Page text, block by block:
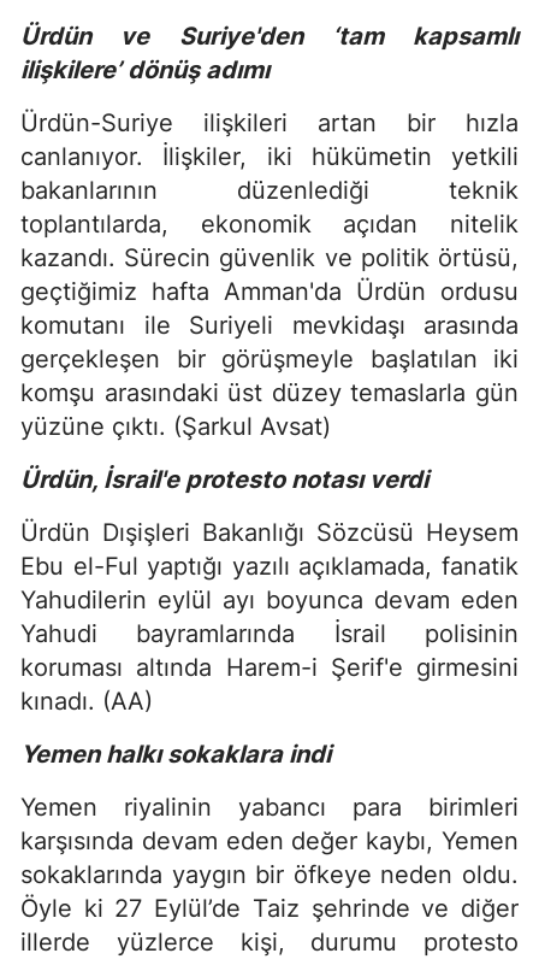
Ürdün ve Suriye'den ‘tam kapsamlı
ilişkilere’ dönüş adımı
Ürdün-Suriye ilişkileri artan bir hızla
canlanıyor. İlişkiler, iki hükümetin yetkili
bakanlarının düzenlediği teknik
toplantılarda, ekonomik açıdan nitelik
kazandı. Sürecin güvenlik ve politik örtüsü,
geçtiğimiz hafta Amman'da Ürdün ordusu
komutanı ile Suriyeli mevkidaşı arasında
gerçekleşen bir görüşmeyle başlatılan iki
komşu arasındaki üst düzey temaslarla gün
yüzüne çıktı. (Şarkul Avsat)
Ürdün, İsrail'e protesto notası verdi
Ürdün Dışişleri Bakanlığı Sözcüsü Heysem
Ebu el-Ful yaptığı yazılı açıklamada, fanatik
Yahudilerin eylül ayı boyunca devam eden
Yahudi bayramlarında İsrail polisinin
koruması altında Harem-i Şerif'e girmesini
kınadı. (AA)
Yemen halkı sokaklara indi
Yemen riyalinin yabancı para birimleri
karşısında devam eden değer kaybı, Yemen
sokaklarında yaygın bir öfkeye neden oldu.
Öyle ki 27 Eylül’de Taiz şehrinde ve diğer
illerde yüzlerce kişi, durumu protesto